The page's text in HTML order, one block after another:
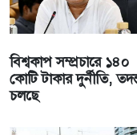
বিশ্বকাপ সম্প্রচারে ১৪০
কোটি টাকার দুর্নীতি,
চলছে